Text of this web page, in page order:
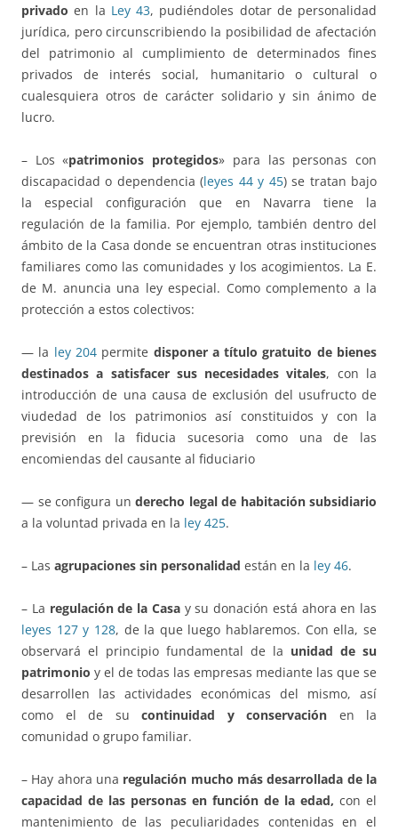
privado en la Ley 43, pudiéndoles dotar de personalidad
jurídica, pero circunscribiendo la posibilidad de afectación
del patrimonio al cumplimiento de determinados fines
privados de interés social, humanitario o cultural o
cualesquiera otros de carácter solidario y sin ánimo de
lucro.
– Los «patrimonios protegidos» para las personas con
discapacidad o dependencia (leyes 44 y 45) se tratan bajo
la especial configuración que en Navarra tiene la
regulación de la familia. Por ejemplo, también dentro del
ámbito de la Casa donde se encuentran otras instituciones
familiares como las comunidades y los acogimientos. La E.
de M. anuncia una ley especial. Como complemento a la
protección a estos colectivos:
— la ley 204permite disponer a título gratuito de bienes
destinados a satisfacer sus necesidades vitales, con la
introducción de una causa de exclusión del usufructo de
viudedad de los patrimonios así constituidos y con la
previsión en la fiducia sucesoria como una de las
encomiendas del causante al fiduciario
— se configura un derecho legal de habitación subsidiario
a la voluntad privada en la ley 425.
– Las agrupaciones sin personalidad están en la ley 46.
– La regulación de la Casay su donación está ahora en las
leyes 127 y 128, de la que luego hablaremos. Con ella, se
observará el principio fundamental de la unidad de su
patrimonio y el de todas las empresas mediante las que se
desarrollen las actividades económicas del mismo, así
como el de su continuidad y conservación en la
comunidad o grupo familiar.
– Hay ahora una regulación mucho más desarrollada de la
capacidad de las personas en función de la edad, con el
mantenimiento de las peculiaridades contenidas en el